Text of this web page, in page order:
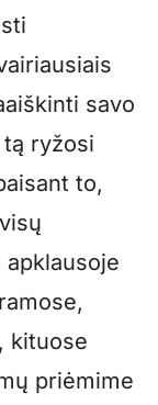
savo
ryžosi
to,
apklausoje
kituose
priėmime